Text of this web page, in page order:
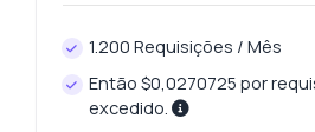
1.200 Requisições / Mês
Então $0,0270725 por
excedido.